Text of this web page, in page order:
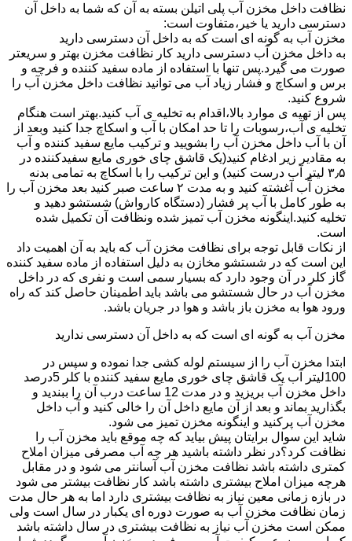
نظافت داخل مخزن آب پلی اتیلن بسته به آن که شما به داخل آن
دسترسی دارید یا خیر،متفاوت است:
مخزن آب به گونه ای است که به داخل آن دسترسی دارید
به داخل مخزن آب دسترسی دارید کار نظافت مخزن بهتر و سریعتر
صورت می گیرد.پس تنها با استفاده از ماده سفید کننده و فرچه و
برس و اسکاچ و فشار زیاد آب می توانید نظافت داخل مخزن آب را
شروع کنید.
پس از تهیه ی موارد بالا،اقدام به تخلیه ی آب کنید.بهتر است هنگام
تخلیه ی آب،رسوبات را تا حد امکان با آب و اسکاچ جدا کنید وبعد از
آن با آب داخل مخزن آب را بشویید و ترکیب مایع سفید کننده و آب
به مقادیر زیر ادغام کنید(یک قاشق چای خوری مایع سفیدکننده در
۳٫۵ لیتر آب درست کنید) و این ترکیب را با اسکاچ به تمامی بدنه
مخزن آّب آغشته کنید و به مدت ۲ ساعت صبر کنید بعد مخزن آب را
به طور کامل با آب پر فشار (دستگاه کارواش) شستشو دهید و
تخلیه کنید.اینگونه مخزن آب تمیز شده ونظافت آن تکمیل شده
است.
از نکات قابل توجه برای نظافت مخزن آب که باید به آن اهمیت داد
این است که در شستشو مخازن به دلیل استفاده از ماده سفید کننده
گاز کلر در آن وجود دارد که بسیار سمی است و نفری که در داخل
مخزن آب در حال شستشو می باشد باید اطمینان حاصل کند که راه
ورود هوا به مخزن باز باشد و هوا در جریان باشد.
مخزن آب به گونه ای است که به داخل آن دسترسی ندارید
ابتدا مخزن آب را از سیستم لوله کشی جدا نموده و سپس در
100لیتر آب یک قاشق چای خوری مایع سفید کننده با کلر 5درصد
داخل مخزن آب بریزید و در مدت 12 ساعت درب آن را ببندید و
بگذارید بماند و بعد از آن مایع داخل آن را خالی کنید و آب داخل
مخزن آب پرکنید و اینگونه مخزن تمیز می شود.
شاید این سوال برایتان پیش بیاید که چه موقع باید مخزن آب را
نظافت کرد؟در نظر داشته باشید هر چه آب مصرفی میزان املاح
کمتری داشته باشد نظافت مخزن آب آسانتر می شود و در مقابل
هرچه میزان املاح بیشتری داشته باشد کار نظافت بیشتر می شود
در بازه زمانی معین نیاز به نظافت بیشتری دارد اما به هر حال مدت
زمان نظافت مخزن آب به صورت دوره ای یکبار در سال است ولی
ممکن است مخزن آب نیاز به نظافت بیشتری در سال داشته باشد